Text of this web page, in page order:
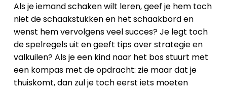
Als je iemand schaken wilt leren, geef je hem toch
niet de schaakstukken en het schaakbord en
wenst hem vervolgens veel succes? Je legt toch
de spelregels uit en geeft tips over strategie en
valkuilen? Als je een kind naar het bos stuurt met
een kompas met de opdracht: zie maar dat je
thuiskomt, dan zul je toch eerst iets moeten